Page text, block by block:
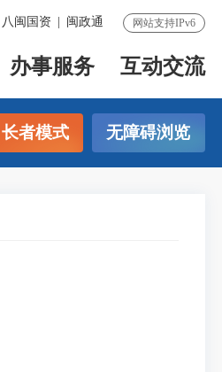
网站支持IPv6
八闽国资 闽政通
办事服务 互动交流
长者模式 无障碍浏览